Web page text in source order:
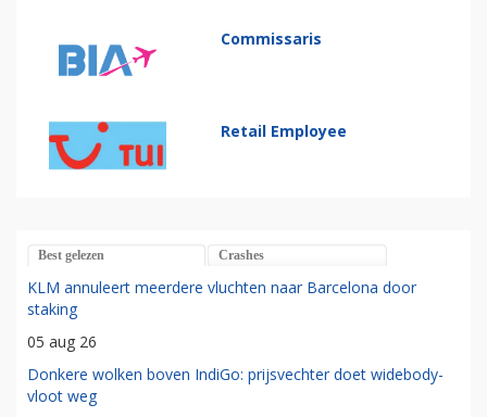
Commissaris
Retail Employee
Best gelezen Crashes
KLM annuleert meerdere vluchten naar Barcelona door
staking
05 aug 26
Donkere wolken boven IndiGo: prijsvechter doet widebody-
vloot weg